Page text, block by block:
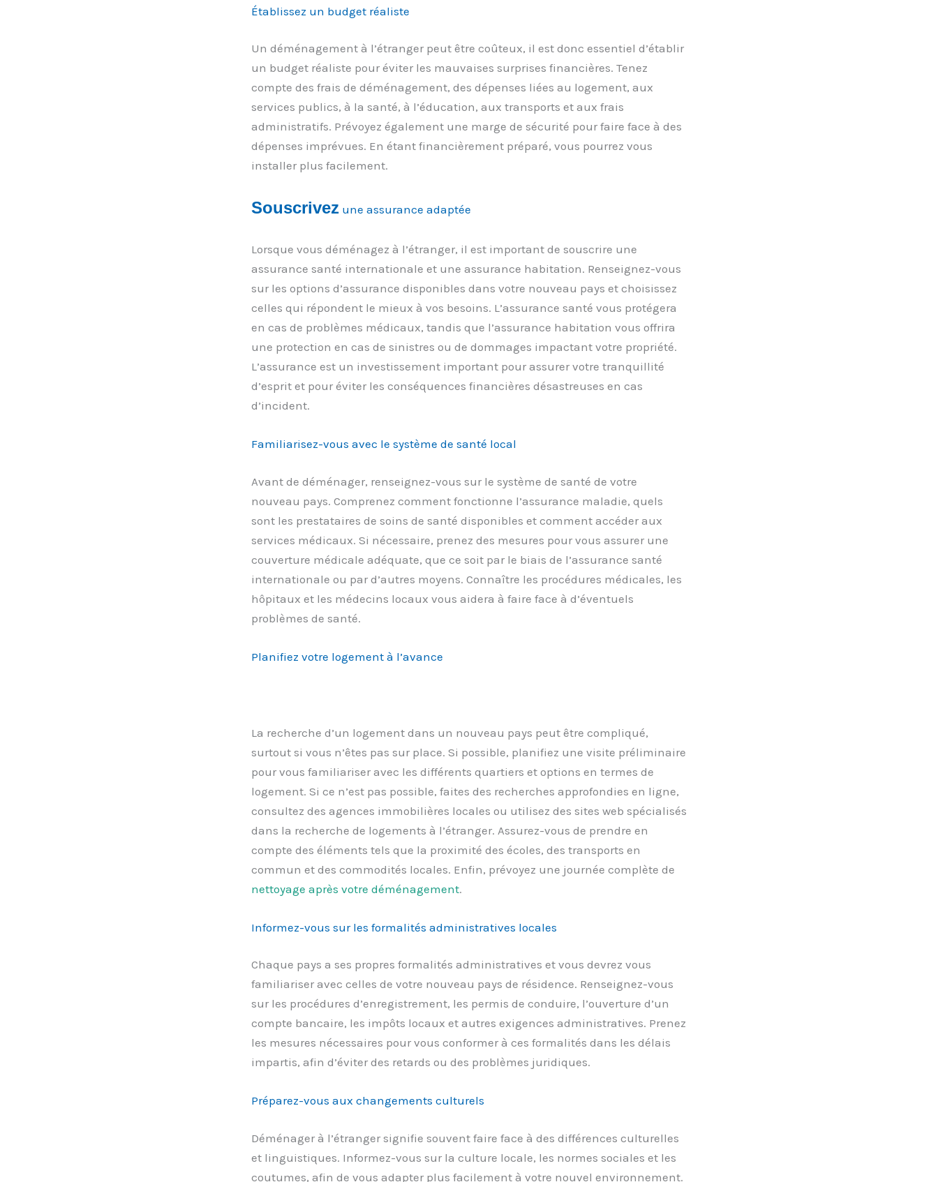
Établissez un budget réaliste
Un déménagement à l’étranger peut être coûteux, il est donc essentiel d’établir
un budget réaliste pour éviter les mauvaises surprises financières. Tenez
compte des frais de déménagement, des dépenses liées au logement, aux
services publics, à la santé, à l’éducation, aux transports et aux frais
administratifs. Prévoyez également une marge de sécurité pour faire face à des
dépenses imprévues. En étant financièrement préparé, vous pourrez vous
installer plus facilement.
Souscrivezune assurance adaptée
Lorsque vous déménagez à l’étranger, il est important de souscrire une
assurance santé internationale et une assurance habitation. Renseignez-vous
sur les options d’assurance disponibles dans votre nouveau pays et choisissez
celles qui répondent le mieux à vos besoins. L’assurance santé vous protégera
en cas de problèmes médicaux, tandis que l’assurance habitation vous offrira
une protection en cas de sinistres ou de dommages impactant votre propriété.
L’assurance est un investissement important pour assurer votre tranquillité
d’esprit et pour éviter les conséquences financières désastreuses en cas
d’incident.
Familiarisez-vous avec le système de santé local
Avant de déménager, renseignez-vous sur le système de santé de votre
nouveau pays. Comprenez comment fonctionne l’assurance maladie, quels
sont les prestataires de soins de santé disponibles et comment accéder aux
services médicaux. Si nécessaire, prenez des mesures pour vous assurer une
couverture médicale adéquate, que ce soit par le biais de l’assurance santé
internationale ou par d’autres moyens. Connaître les procédures médicales, les
hôpitaux et les médecins locaux vous aidera à faire face à d’éventuels
problèmes de santé.
Planifiez votre logement à l’avance
La recherche d’un logement dans un nouveau pays peut être compliqué,
surtout si vous n’êtes pas sur place. Si possible, planifiez une visite préliminaire
pour vous familiariser avec les différents quartiers et options en termes de
logement. Si ce n’est pas possible, faites des recherches approfondies en ligne,
consultez des agences immobilières locales ou utilisez des sites web spécialisés
dans la recherche de logements à l’étranger. Assurez-vous de prendre en
compte des éléments tels que la proximité des écoles, des transports en
commun et des commodités locales. Enfin, prévoyez une journée complète de
nettoyage après votre déménagement.
Informez-vous sur les formalités administratives locales
Chaque pays a ses propres formalités administratives et vous devrez vous
familiariser avec celles de votre nouveau pays de résidence. Renseignez-vous
sur les procédures d’enregistrement, les permis de conduire, l’ouverture d’un
compte bancaire, les impôts locaux et autres exigences administratives. Prenez
les mesures nécessaires pour vous conformer à ces formalités dans les délais
impartis, afin d’éviter des retards ou des problèmes juridiques.
Préparez-vous aux changements culturels
Déménager à l’étranger signifie souvent faire face à des différences culturelles
et linguistiques. Informez-vous sur la culture locale, les normes sociales et les
coutumes, afin de vous adapter plus facilement à votre nouvel environnement.